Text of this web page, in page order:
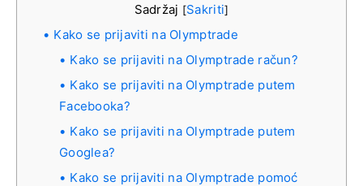
Sadržaj [Sakriti]
Kako se prijaviti na Olymptrade
Kako se prijaviti na Olymptrade račun?
Kako se prijaviti na Olymptrade putem
Facebooka?
Kako se prijaviti na Olymptrade putem
Googlea?
Kako se prijaviti na Olymptrade pomoć